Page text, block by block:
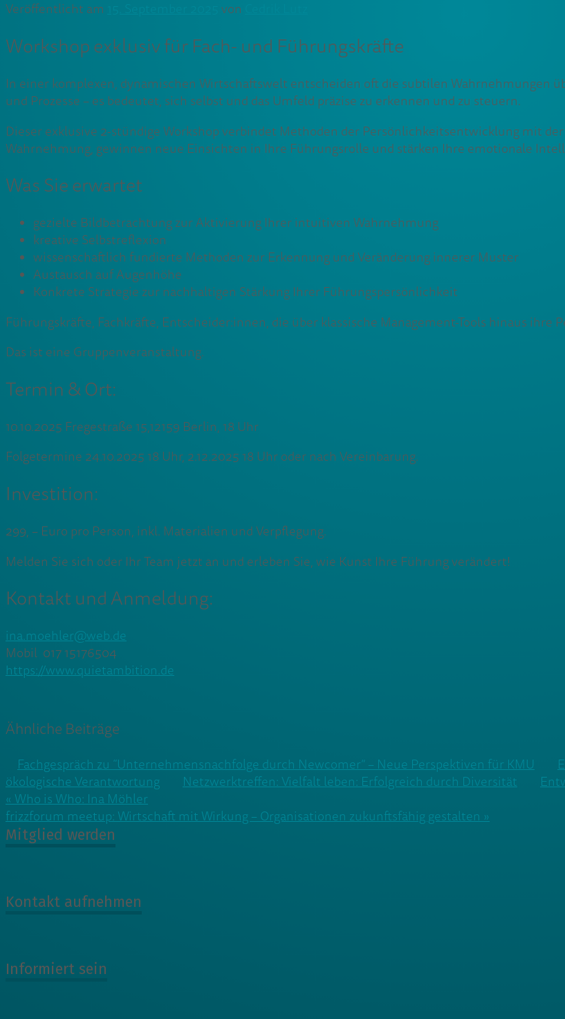
Veröffentlicht am von
Workshop exklusiv für Fach- und Führungskräfte
In einer komplexen, dynamischen Wirtschaftswelt entscheiden oft die subtilen Wahrnehmungen
und Prozesse – es bedeutet, sich selbst und das Umfeld präzise zu erkennen und zu steuern.
Dieser exklusive 2-stündige Workshop verbindet Methoden der Persönlichkeitsentwicklung mit
Wahrnehmung, gewinnen neue Einsichten in Ihre Führungsrolle und stärken Ihre emotionale
Was Sie erwartet
gezielte Bildbetrachtung zur Aktivierung Ihrer intuitiven Wahrnehmung
kreative Selbstreflexion
wissenschaftlich fundierte Methoden zur Erkennung und Veränderung innerer Muster
Austausch auf Augenhöhe
Konkrete Strategie zur nachhaltigen Stärkung Ihrer Führungspersönlichkeit
Führungskräfte, Fachkräfte, Entscheider:innen, die über klassische Management-Tools hinaus
Das ist eine Gruppenveranstaltung.
Termin & Ort:
10.10.2025 Fregestraße 15,12159 Berlin, 18 Uhr
Folgetermine 24.10.2025 18 Uhr, 2.12.2025 18 Uhr oder nach Vereinbarung.
Investition:
299, – Euro pro Person, inkl. Materialien und Verpflegung.
Melden Sie sich oder Ihr Team jetzt an und erleben Sie, wie Kunst Ihre Führung verändert!
Kontakt und Anmeldung:
ina.moehler@web.de
Mobil 017 15176504
https://www.quietambition.de
Ähnliche Beiträge
Fachgespräch zu “Unternehmensnachfolge durch Newcomer” – Neue Perspektiven für KMU
ökologische Verantwortung
Netzwerktreffen: Vielfalt leben: Erfolgreich durch Diversität
Beitragsnavigation
« Who is Who: Ina Möhler
frizzforum meetup: Wirtschaft mit Wirkung – Organisationen zukunftsfähig gestalten »
Mitglied werden
Kontakt aufnehmen
Informiert sein